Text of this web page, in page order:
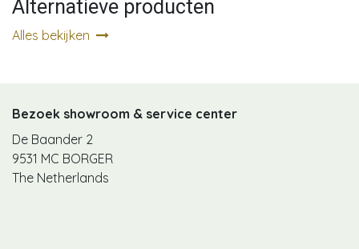
Alternatieve producten
Alles bekijken
Bezoek showroom & service center
De Baander 2
9531 MC BORGER
The Netherlands